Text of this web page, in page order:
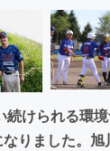
けられる環
りました。旭